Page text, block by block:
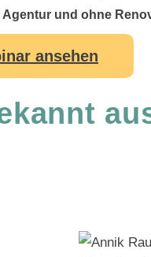
Agentur und ohne
ansehen